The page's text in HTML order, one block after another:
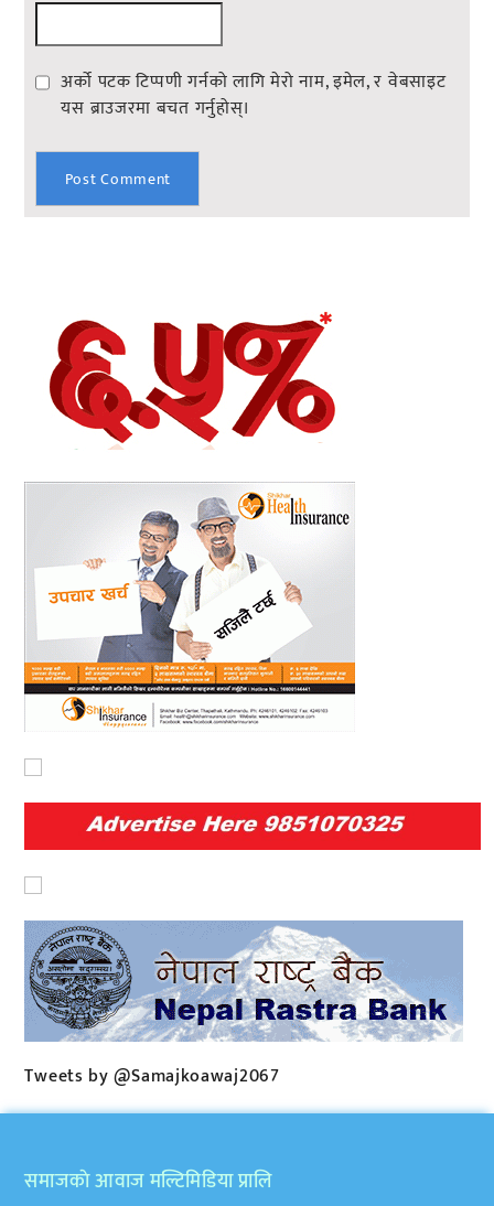
अर्को पटक टिप्पणी गर्नको लागि मेरो नाम, इमेल, र वेबसाइट
यस ब्राउजरमा बचत गर्नुहोस्।
Tweets by @Samajkoawaj2067
समाजकाे आवाज मल्टिमिडिया प्रालि